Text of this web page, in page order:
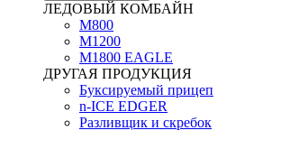
ЛЕДОВЫЙ КОМБАЙН
M800
M1200
M1800 EAGLE
ДРУГАЯ ПРОДУКЦИЯ
Буксируемый прицеп
n-ICE EDGER
Разливщик и скребок